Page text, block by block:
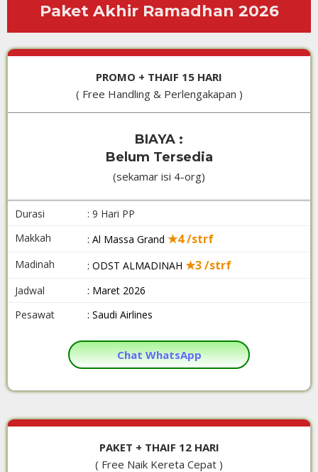
Paket Akhir Ramadhan 2026
PROMO + THAIF 15 HARI
( Free Handling & Perlengakapan )
BIAYA :
Belum Tersedia
(sekamar isi 4-org)
Durasi
: 9 Hari PP
Makkah
: Al Massa Grand ★4 /strf
Madinah : ODST ALMADINAH ★3 /strf
Jadwal
: Maret 2026
Pesawat
: Saudi Airlines
Chat WhatsApp
PAKET + THAIF 12 HARI
( Free Naik Kereta Cepat )